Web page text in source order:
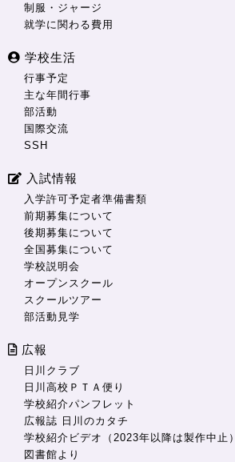
制服・ジャージ
就学に関わる費用
学校生活
行事予定
主な年間行事
部活動
国際交流
SSH
入試情報
入学許可予定者準備書類
前期募集について
後期募集について
全国募集について
学校説明会
オープンスクール
スクールツアー
部活動見学
広報
日川クラブ
日川高校ＰＴＡ便り
学校紹介パンフレット
広報誌 日川のカタチ
学校紹介ビデオ（2023年以降は製作中止）
図書館より